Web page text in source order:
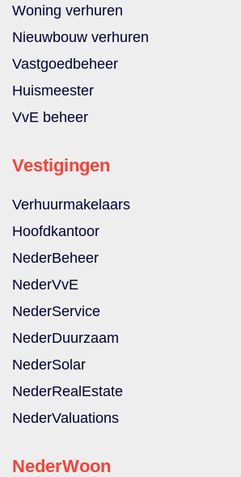
Woning verhuren
Nieuwbouw verhuren
Vastgoedbeheer
Huismeester
VvE beheer
Vestigingen
Verhuurmakelaars
Hoofdkantoor
NederBeheer
NederVvE
NederService
NederDuurzaam
NederSolar
NederRealEstate
NederValuations
NederWoon